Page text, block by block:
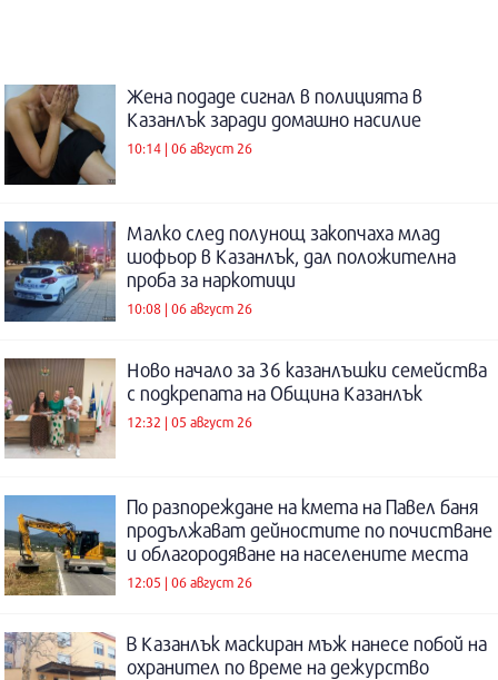
Жена подаде сигнал в полицията в
Казанлък заради домашно насилие
10:14 | 06 август 26
Малко след полунощ закопчаха млад
шофьор в Казанлък, дал положителна
проба за наркотици
10:08 | 06 август 26
Ново начало за 36 казанлъшки семейства
с подкрепата на Община Казанлък
12:32 | 05 август 26
По разпореждане на кмета на Павел баня
продължават дейностите по почистване
и облагородяване на населените места
12:05 | 06 август 26
В Казанлък маскиран мъж нанесе побой на
охранител по време на дежурство